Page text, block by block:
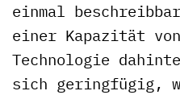
einmal
einer Kapazität
Technologie
sich geringfügig,